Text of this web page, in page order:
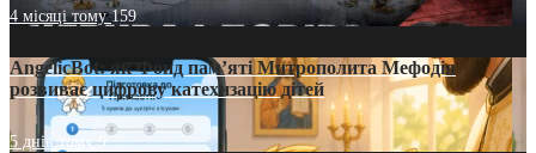
4 місяці тому159
AngelicBot: як Фонд пам’яті Митрополита Мефодія
розвиває цифрову катехизацію дітей
5 днів тому9